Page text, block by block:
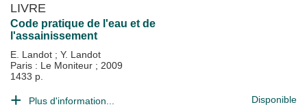
LIVRE
Code pratique de l'eau et de
l'assainissement
E. Landot ; Y. Landot
Paris : Le Moniteur ; 2009
1433 p.
Plus d'information... Disponible